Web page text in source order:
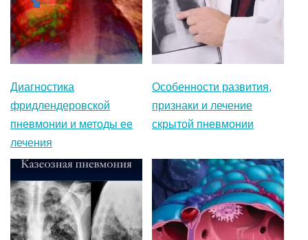
Диагностика
фридлендеровской
пневмонии и методы ее
лечения
Особенности развития,
признаки и лечение
скрытой пневмонии